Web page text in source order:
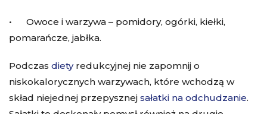
• Owoce i warzywa – pomidory, ogórki, kiełki,
pomarańcze, jabłka.
Podczas dietyredukcyjnej nie zapomnij o
niskokalorycznych warzywach, które wchodzą w
skład niejednej przepysznej sałatki na odchudzanie.